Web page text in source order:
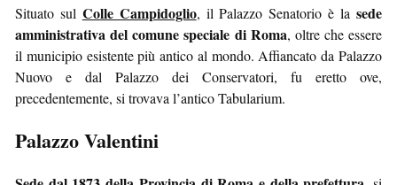
Situato sul Colle Campidoglio, il Palazzo Senatorio è lasede
amministrativa del comune speciale di Roma, oltre che essere
il municipio esistente più antico al mondo. Affiancato da Palazzo
Nuovo e dal Palazzo dei Conservatori, fu eretto ove,
precedentemente, si trovava l’antico Tabularium.
Palazzo Valentini